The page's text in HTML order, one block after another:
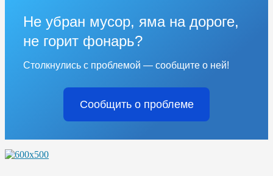
Не убран мусор, яма на дороге,
не горит фонарь?
Столкнулись с проблемой — сообщите о ней!
Сообщить о проблеме